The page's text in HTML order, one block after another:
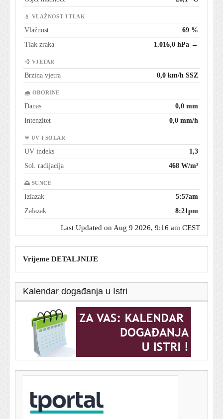
💧 VLAŽNOST I TLAK
Vlažnost
69 %
Tlak zraka
1.016,0 hPa →
💨 VJETAR
Brzina vjetra 0,0 km/h SSZ
🌧 OBORINE
Danas
0,0 mm
Intenzitet
0,0 mm/h
☀ UV I SOLAR
UV indeks
1,3
Sol. radijacija
468 W/m²
🌅 SUNCE
Izlazak
5:57am
Zalazak
8:21pm
Last Updated on Aug 9 2026, 9:16 am CEST
Vrijeme DETALJNIJE
Kalendar događanja u Istri
Još jedan Hrvat dolazi u Brazil: Igrat će gradski derbi
protiv Krovinovića